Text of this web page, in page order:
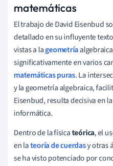
matemáticas
El trabajo de David Eisenbud
detallado en su influyente
vistas a lageometría
significativamente en varios
matemáticas puras. La
y la geometría algebraica,
Eisenbud, resulta decisiva en
informática.
Dentro de la físicateórica, el
en lateoría de cuerdasy otras
se ha visto potenciado por